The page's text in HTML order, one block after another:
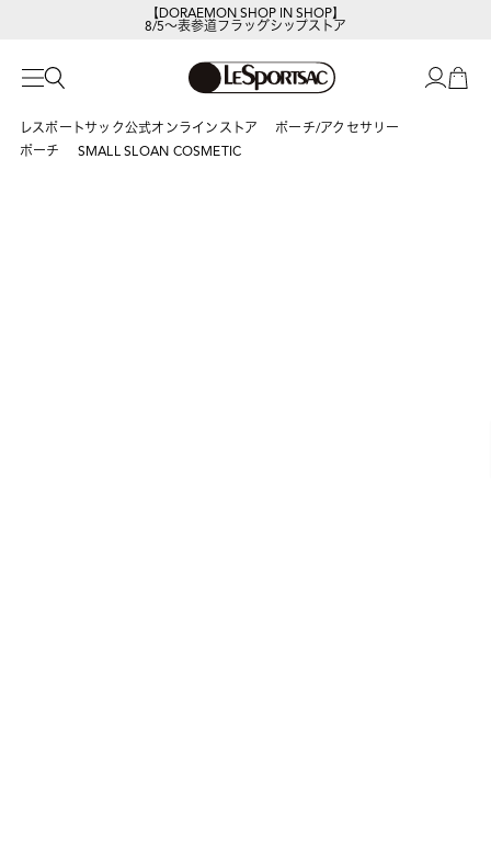
【DORAEMON SHOP IN SHOP】
8/5～表参道フラッグシップストア
レスポートサック公式オンラインストア
ポーチ/アクセサリー
ポーチ
SMALL SLOAN COSMETIC